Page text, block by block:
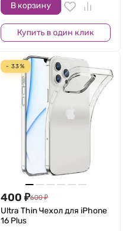
В корзину
Купить в один клик
- 33%
400 ₽600 ₽
Ultra Thin Чехол для iPhone
16 Plus